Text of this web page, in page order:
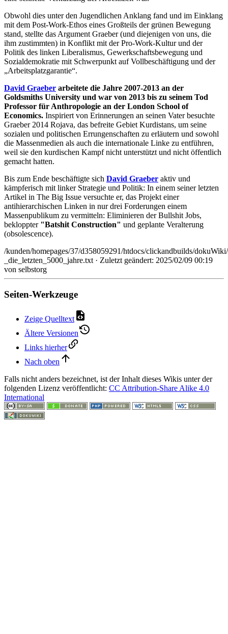
Obwohl dies unter den Jugendlichen Anklang fand und im Einklang
mit dem Post-Work-Ethos eines Großteils der grünen Bewegung
stand, stellte das Argument Graeber (und diejenigen von uns, die
ihm zustimmten) in Konflikt mit der Pro-Work-Kultur und der
Politik des linken Liberalismus, Gewerkschaftsbewegung und
Sozialdemokratie mit Schwerpunkt auf Vollbeschäftigung und der
„Arbeitsplatzgarantie“.
David Graeber arbeitete die Jahre 2007-2013 an der
Goldsmiths University und war von 2013 bis zu seinem Tod
Professor für Anthropologie an der London School of
Economics. Inspiriert von Erinnerungen an seinen Vater besuchte
Graeber 2014 Rojava, das befreite Gebiet Kurdistans, um seine
sozialen und politischen Errungenschaften zu erläutern und sowohl
die Massenmedien als auch die internationale Linke zu entführen,
weil sie den kurdischen Kampf nicht unterstützt und nicht öffentlich
gemacht hatten.
Bis zum Ende beschäftigte sich David Graeber aktiv und
kämpferisch mit linker Strategie und Politik: In einem seiner letzten
Artikel in The Big Issue versuchte er, das Projekt einer
antihierarchischen Linken in nur drei Forderungen einem
Massenpublikum zu vermitteln: Eliminieren der Bullshit Jobs,
bekloppter "Batshit Construction" und geplante Veralterung
(obsolescence).
/kunden/homepages/37/d358059291/htdocs/clickandbuilds/
_die_letzten_5000_jahre.txt · Zuletzt geändert: 2025/02/09 00:19
von selbstorg
Seiten-Werkzeuge
Zeige Quelltext
Ältere Versionen
Links hierher
Nach oben
Falls nicht anders bezeichnet, ist der Inhalt dieses Wikis unter der
folgenden Lizenz veröffentlicht: CC Attribution-Share Alike 4.0
International